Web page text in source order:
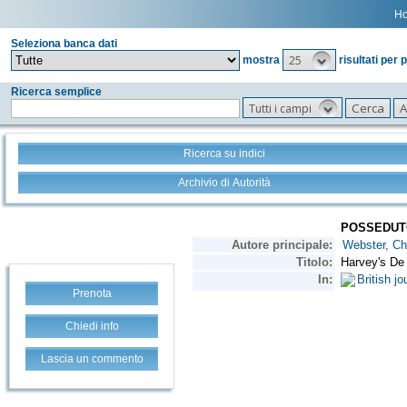
Seleziona banca dati
mostra
25 risultati per
Ricerca semplice
Tutti i campi
Ricerca su indici
Archivio di Autorità
Prenota
Chiedi info
Lascia un commento